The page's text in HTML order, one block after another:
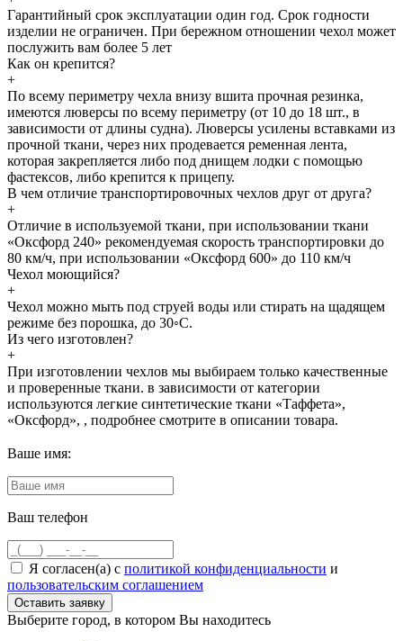
Гарантийный срок эксплуатации один год. Срок годности
изделии не ограничен. При бережном отношении чехол может
послужить вам более 5 лет
Как он крепится?
+
По всему периметру чехла внизу вшита прочная резинка,
имеются люверсы по всему периметру (от 10 до 18 шт., в
зависимости от длины судна). Люверсы усилены вставками из
прочной ткани, через них продевается ременная лента,
которая закрепляется либо под днищем лодки с помощью
фастексов, либо крепится к прицепу.
В чем отличие транспортировочных чехлов друг от друга?
+
Отличие в используемой ткани, при использовании ткани
«Оксфорд 240» рекомендуемая скорость транспортировки до
80 км/ч, при использовании «Оксфорд 600» до 110 км/ч
Чехол моющийся?
+
Чехол можно мыть под струей воды или стирать на щадящем
режиме без порошка, до 30◦С.
Из чего изготовлен?
+
При изготовлении чехлов мы выбираем только качественные
и проверенные ткани. в зависимости от категории
используются легкие синтетические ткани «Таффета»,
«Оксфорд», , подробнее смотрите в описании товара.
Ваше имя:
Ваш телефон
Я согласен(а) с политикой конфиденциальности и
пользовательским соглашением
Выберите город, в котором Вы находитесь